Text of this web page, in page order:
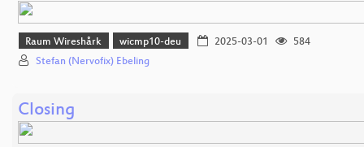
Raum Wireshårk wicmp10-deu 2025-03-01
584
Stefan (Nervofix) Ebeling
Closing